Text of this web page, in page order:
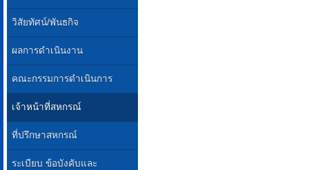
วิสัยทัศน์/พันธกิจ
ผลการดำเนินงาน
คณะกรรมการดำเนินการ
เจ้าหน้าที่สหกรณ์
ที่ปรึกษาสหกรณ์
ระเบียบ ข้อบังคับและ